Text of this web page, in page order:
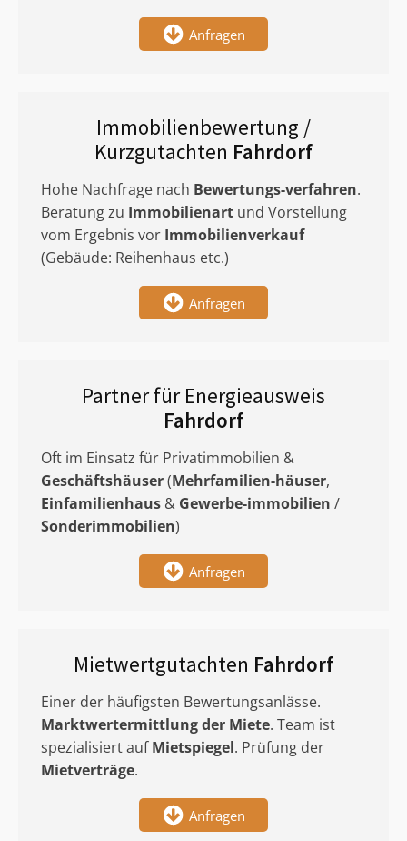
Anfragen
Immobilienbewertung /
Kurzgutachten Fahrdorf
Hohe Nachfrage nach Bewertungs-verfahren.
Beratung zu Immobilienart und Vorstellung
vom Ergebnis vor Immobilienverkauf
(Gebäude: Reihenhaus etc.)
Anfragen
Partner für Energieausweis
Fahrdorf
Oft im Einsatz für Privatimmobilien &
Geschäftshäuser(Mehrfamilien-häuser,
Einfamilienhaus & Gewerbe-immobilien /
Sonderimmobilien)
Anfragen
Mietwertgutachten Fahrdorf
Einer der häufigsten Bewertungsanlässe.
Marktwertermittlungder Miete. Team ist
spezialisiert aufMietspiegel. Prüfung der
Mietverträge.
Anfragen